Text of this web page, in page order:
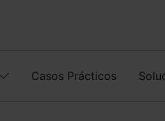
Casos Prácticos